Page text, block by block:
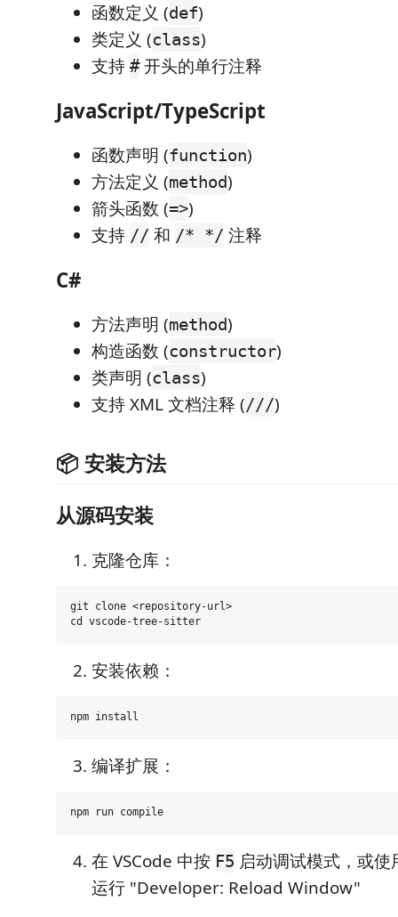
函数定义 (def)
类定义 (class)
支持 #开头的单行注释
JavaScript/TypeScript
函数声明 (function)
方法定义 (method)
箭头函数 (=>)
支持 // 和 /* */ 注释
C#
方法声明 (method)
构造函数 (constructor)
类声明 (class)
支持 XML 文档注释 (///)
📦 安装方法
从源码安装
克隆仓库：
git clone <repository-url>
安装依赖：
编译扩展：
在 VSCode 中按 F5 启动调试模式，或
运行 "Developer: Reload Window"